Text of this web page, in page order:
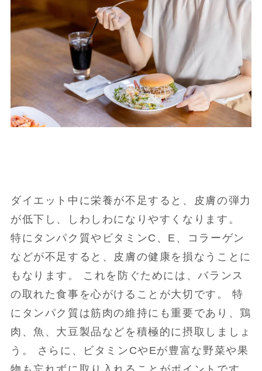
ダイエット中に栄養が不足すると、皮膚の弾力
が低下し、しわしわになりやすくなります。
特にタンパク質やビタミンC、E、コラーゲン
などが不足すると、皮膚の健康を損なうことに
もなります。 これを防ぐためには、バランス
の取れた食事を心がけることが大切です。 特
にタンパク質は筋肉の維持にも重要であり、鶏
肉、魚、大豆製品などを積極的に摂取しましょ
う。 さらに、ビタミンCやEが豊富な野菜や果